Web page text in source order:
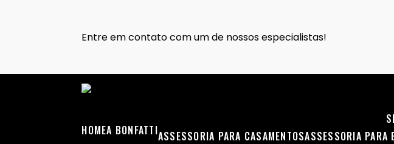
Entre em contato com um de nossos especialistas!
HOME A BONFATTI ASSESSORIA PARA CASAMENTOS ASSESSORIA